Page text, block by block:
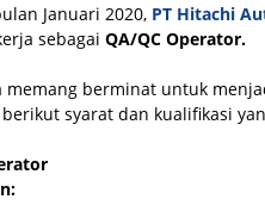
Januari 2020, PT Hitachi
sebagai QA/QC Operator.
memang berminat untuk
berikut syarat dan kualifikasi